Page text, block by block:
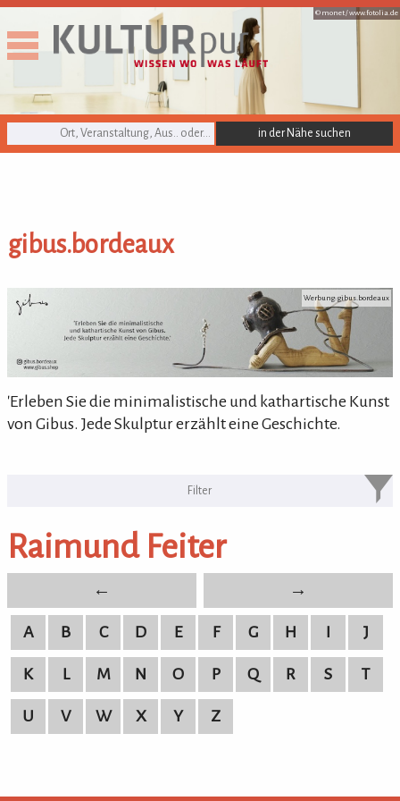
© monet /www.fotolia.de
KULTURpur Suche
gibus.bordeaux
gibus.bordeaux Werbung: gibus.bordeaux
'Erleben Sie die minimalistische und kathartische Kunst
von Gibus. Jede Skulptur erzählt eine Geschichte.
KULTURpur Bildende Künstler von
Raimund Feiter
bildende Künstler von A-Z
← →
A B C D E F G H I J
K L M N O P Q R S T
U V W X Y Z